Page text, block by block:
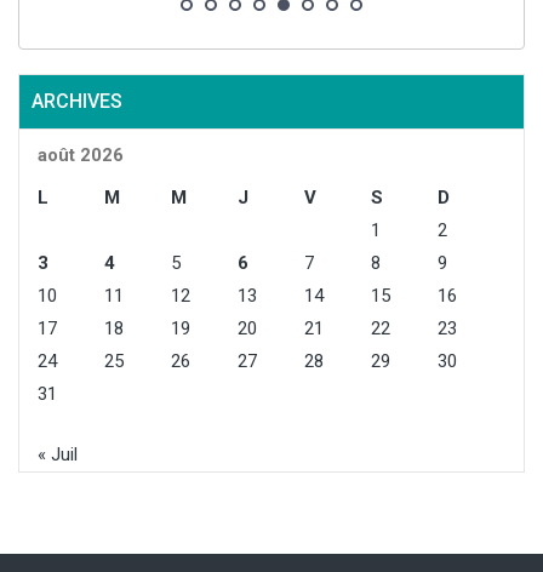
ARCHIVES
août 2026
L
M M J V S
D
1
2
3
4 5 6 7 8
9
10
11 12 13 14 15
16
17
18 19 20 21 22
23
24
25 26 27 28 29
30
31
« Juil